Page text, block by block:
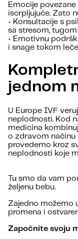
Emocije
iscrpljujuće. Zato
• Konsultacije s
sa stresom,
• Emotivnu
i snage tokom
jednom
U Europe IVF
neplodnosti. Kod
medicina
o zdravom načinu
provedemo kroz
neplodnosti koje
Tu smo da vam
željenu bebu.
Zajedno možemo
promena i
Započnite svoju